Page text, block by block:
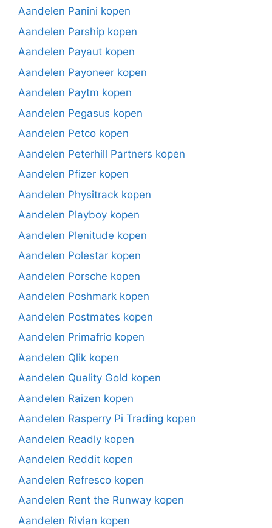
Aandelen Panini kopen
Aandelen Parship kopen
Aandelen Payaut kopen
Aandelen Payoneer kopen
Aandelen Paytm kopen
Aandelen Pegasus kopen
Aandelen Petco kopen
Aandelen Peterhill Partners kopen
Aandelen Pfizer kopen
Aandelen Physitrack kopen
Aandelen Playboy kopen
Aandelen Plenitude kopen
Aandelen Polestar kopen
Aandelen Porsche kopen
Aandelen Poshmark kopen
Aandelen Postmates kopen
Aandelen Primafrio kopen
Aandelen Qlik kopen
Aandelen Quality Gold kopen
Aandelen Raizen kopen
Aandelen Rasperry Pi Trading kopen
Aandelen Readly kopen
Aandelen Reddit kopen
Aandelen Refresco kopen
Aandelen Rent the Runway kopen
Aandelen Rivian kopen